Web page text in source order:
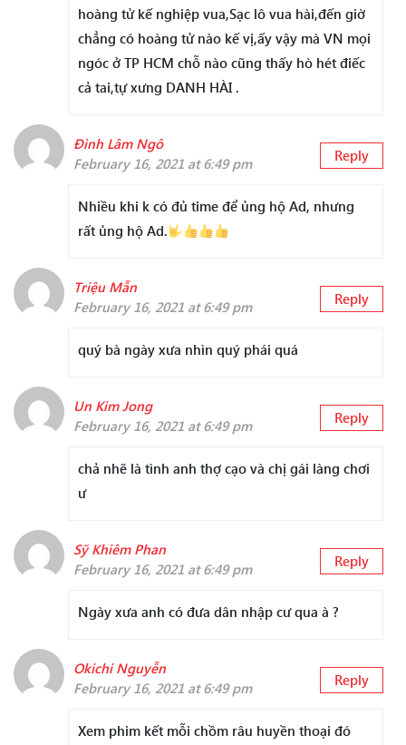
hoàng tử kế nghiệp vua,Sạc lô vua hài,đến giờ
chẳng có hoàng tử nào kế vị,ấy vậy mà VN mọi
ngóc ở TP HCM chỗ nào cũng thấy hò hét điếc
cả tai,tự xưng DANH HÀI .
Đình Lâm Ngô
February 16, 2021 at 6:49 pm
Reply
Nhiều khi k có đủ time để ủng hộ Ad, nhưng
rất ủng hộ Ad.
Triệu Mẫn
February 16, 2021 at 6:49 pm
Reply
quý bà ngày xưa nhìn quý phái quá
Un Kim Jong
February 16, 2021 at 6:49 pm
Reply
chả nhẽ là tình anh thợ cạo và chị gái làng chơi
ư
Sỹ Khiêm Phan
February 16, 2021 at 6:49 pm
Reply
Ngày xưa anh có đưa dân nhập cư qua à ?
Okichi Nguyễn
February 16, 2021 at 6:49 pm
Reply
Xem phim kết mỗi chồm râu huyền thoại đó